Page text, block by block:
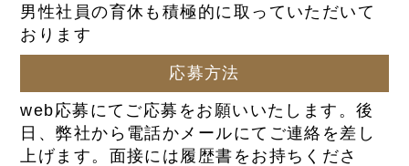
男性社員の育休も積極的に取っていただいて
おります
応募方法
web応募にてご応募をお願いいたします。後
日、弊社から電話かメールにてご連絡を差し
上げます。面接には履歴書をお持ちくださ